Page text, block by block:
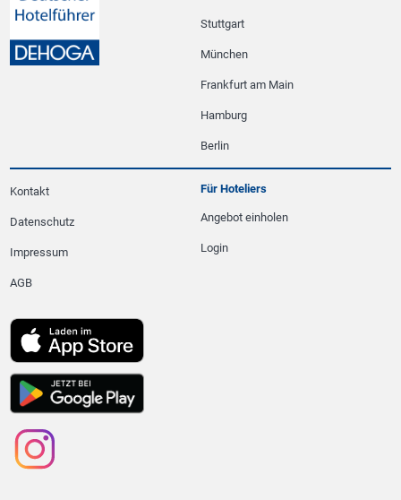
Stuttgart
München
Frankfurt am Main
Hamburg
Berlin
Kontakt
Datenschutz
Impressum
AGB
Für Hoteliers
Angebot einholen
Login